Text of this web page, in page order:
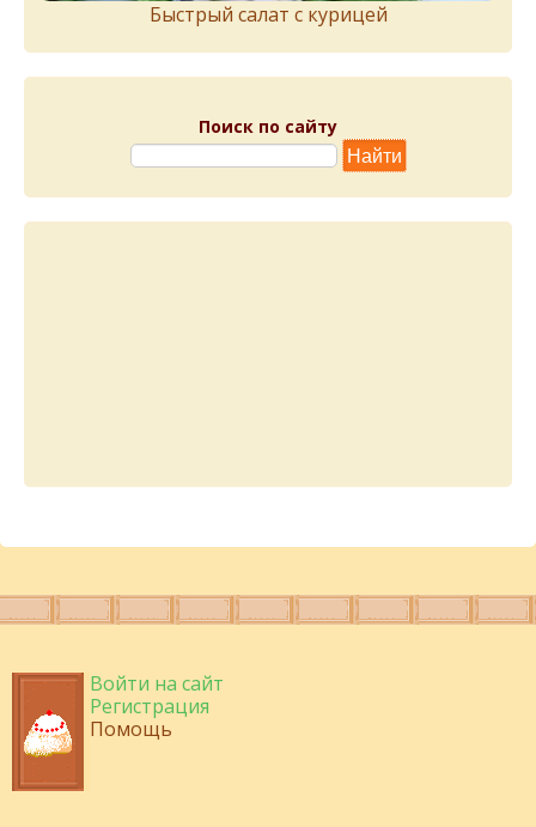
Быстрый салат с курицей
Поиск по сайту
Войти на сайт
Регистрация
Помощь